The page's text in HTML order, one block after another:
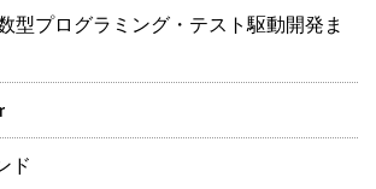
型プログラミング・テスト駆動開発ま
ド